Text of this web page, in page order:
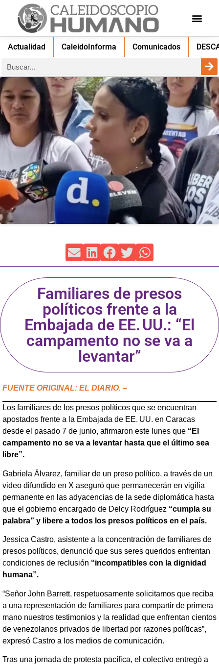
Actualidad CaleidoInforma Comunicados
Familiares de presos
políticos frente a la
Embajada de EE. UU.: “El
campamento no se va a
levantar”
FUENTE ORIGINAL: EL DIARIO. –
Los familiares de los presos políticos que se encuentran
apostados frente a la Embajada de EE. UU. en Caracas
desde el pasado 7 de junio, afirmaron este lunes que “El
campamento no se va a levantar hasta que el último sea
libre”.
Gabriela Álvarez, familiar de un preso político, a través de un
video difundido en X aseguró que permanecerán en vigilia
permanente en las adyacencias de la sede diplomática hasta
que el gobierno encargado de Delcy Rodríguez “cumpla su
palabra” y libere a todos los presos políticos en el país.
Jessica Castro, asistente a la concentración de familiares de
presos políticos, denunció que sus seres queridos enfrentan
condiciones de reclusión “incompatibles con la dignidad
humana”.
“Señor John Barrett, respetuosamente solicitamos que reciba
a una representación de familiares para compartir de primera
mano nuestros testimonios y la realidad que enfrentan cientos
de venezolanos privados de libertad por razones políticas”,
expresó Castro a los medios de comunicación.
Tras una jornada de protesta pacífica, el colectivo entregó a